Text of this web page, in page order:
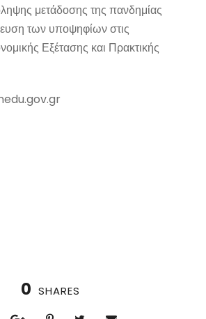
μετάδοσης της πανδημίας
των υποψηφίων στις
Εξέτασης και Πρακτικής
0 SHARES